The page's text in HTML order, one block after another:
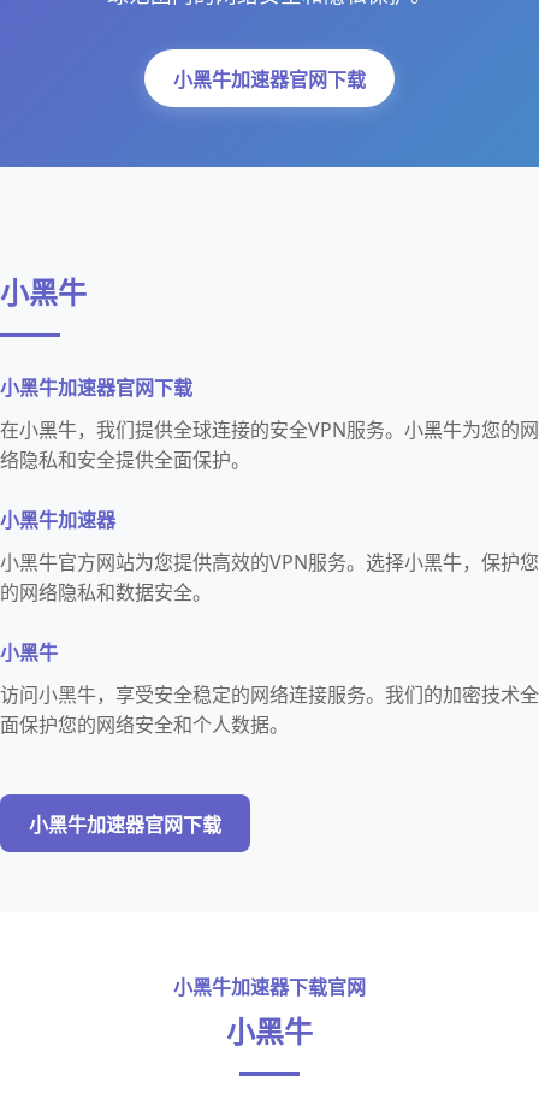
小黑牛加速器官网下载
小黑牛
小黑牛加速器官网下载
在小黑牛，我们提供全球连接的安全VPN服务。小黑牛为您的网
络隐私和安全提供全面保护。
小黑牛加速器
小黑牛官方网站为您提供高效的VPN服务。选择小黑牛，保护您
的网络隐私和数据安全。
小黑牛
访问小黑牛，享受安全稳定的网络连接服务。我们的加密技术全
面保护您的网络安全和个人数据。
小黑牛加速器官网下载
小黑牛加速器下载官网
小黑牛